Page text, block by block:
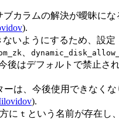
カラムの解決が曖昧にな
).
ないようにするため、設定
後はデフォルトで禁止さ
ーは、今後使用できなく
).
に t という名前が存在し